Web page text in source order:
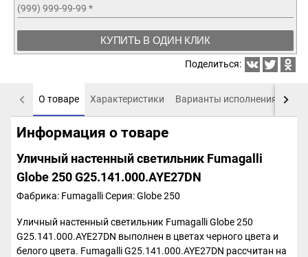
(999) 999-99-99 *
КУПИТЬ В ОДИН КЛИК
Поделиться:
О товаре Характеристики Варианты исполнения
Информация о товаре
Уличный настенный светильник Fumagalli
Globe 250 G25.141.000.AYE27DN
Фабрика: FumagalliСерия: Globe 250
Уличный настенный светильник Fumagalli Globe 250
G25.141.000.AYE27DN выполнен в цветах черного цвета и
белого цвета. Fumagalli G25.141.000.AYE27DN рассчитан на